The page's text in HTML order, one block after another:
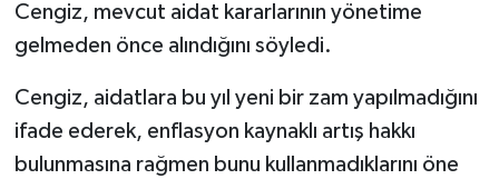
Cengiz, mevcut aidat kararlarının yönetime
gelmeden önce alındığını söyledi.
Cengiz, aidatlara bu yıl yeni bir zam yapılmadığını
ifade ederek, enflasyon kaynaklı artış hakkı
bulunmasına rağmen bunu kullanmadıklarını öne